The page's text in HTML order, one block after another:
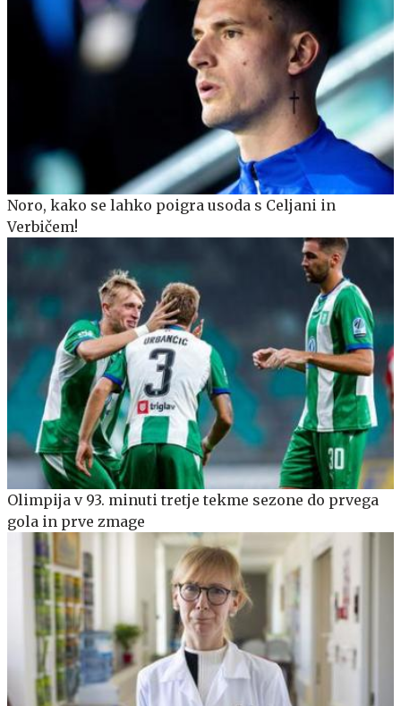
Noro, kako se lahko poigra usoda s Celjani in
Verbičem!
Olimpija v 93. minuti tretje tekme sezone do prvega
gola in prve zmage